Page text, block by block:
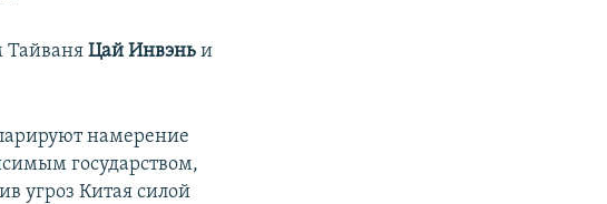
ТайваняЦай Инвэнь и
намерение
государством,
угроз Китая силой